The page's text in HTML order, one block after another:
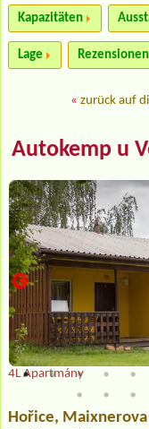
Kapazitäten
Lage Rezensionen
« zurück auf
Autokemp u
4L Apartmány
Hořice,